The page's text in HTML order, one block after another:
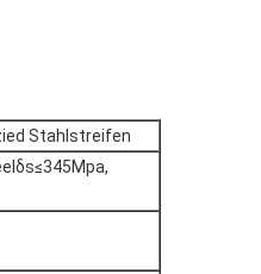
Stahlstreifen